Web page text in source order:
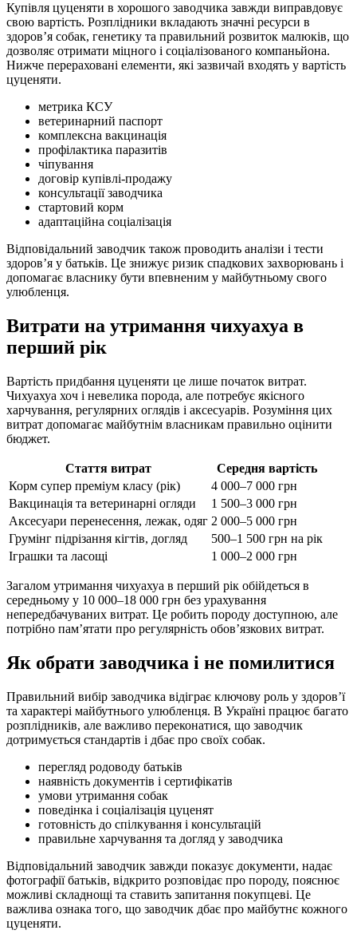
Купівля цуценяти в хорошого заводчика завжди виправдовує
свою вартість. Розплідники вкладають значні ресурси в
здоровʼя собак, генетику та правильний розвиток малюків, що
дозволяє отримати міцного і соціалізованого компаньйона.
Нижче перераховані елементи, які зазвичай входять у вартість
цуценяти.
метрика КСУ
ветеринарний паспорт
комплексна вакцинація
профілактика паразитів
чіпування
договір купівлі-продажу
консультації заводчика
стартовий корм
адаптаційна соціалізація
Відповідальний заводчик також проводить аналізи і тести
здоровʼя у батьків. Це знижує ризик спадкових захворювань і
допомагає власнику бути впевненим у майбутньому свого
улюбленця.
Витрати на утримання чихуахуа в
перший рік
Вартість придбання цуценяти це лише початок витрат.
Чихуахуа хоч і невелика порода, але потребує якісного
харчування, регулярних оглядів і аксесуарів. Розуміння цих
витрат допомагає майбутнім власникам правильно оцінити
бюджет.
Стаття витрат
Середня вартість
Корм супер преміум класу (рік)
4 000–7 000 грн
Вакцинація та ветеринарні огляди
1 500–3 000 грн
Аксесуари перенесення, лежак, одяг 2 000–5 000 грн
Грумінг підрізання кігтів, догляд
500–1 500 грн на рік
Іграшки та ласощі
1 000–2 000 грн
Загалом утримання чихуахуа в перший рік обійдеться в
середньому у 10 000–18 000 грн без урахування
непередбачуваних витрат. Це робить породу доступною, але
потрібно памʼятати про регулярність обовʼязкових витрат.
Як обрати заводчика і не помилитися
Правильний вибір заводчика відіграє ключову роль у здоровʼї
та характері майбутнього улюбленця. В Україні працює багато
розплідників, але важливо переконатися, що заводчик
дотримується стандартів і дбає про своїх собак.
перегляд родоводу батьків
наявність документів і сертифікатів
умови утримання собак
поведінка і соціалізація цуценят
готовність до спілкування і консультацій
правильне харчування та догляд у заводчика
Відповідальний заводчик завжди показує документи, надає
фотографії батьків, відкрито розповідає про породу, пояснює
можливі складнощі та ставить запитання покупцеві. Це
важлива ознака того, що заводчик дбає про майбутнє кожного
цуценяти.